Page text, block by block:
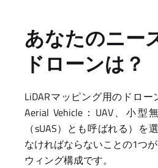
あなたのニー
ドローンは？
LiDARマッピング用のドロー
Aerial Vehicle：UAV、小
（sUAS）とも呼ばれる）を
なければならないことの1つ
ウィング構成です。